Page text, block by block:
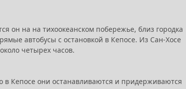
он на на тихоокеанском побережье, близ городка
автобусы с остановкой в Кепосе. Из Сан-Хосе
четырех часов.
в Кепосе они останавливаются и придерживаются